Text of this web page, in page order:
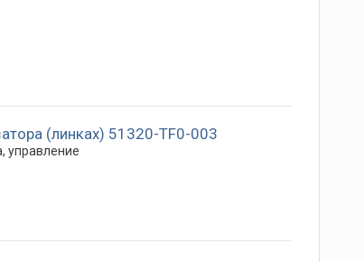
(линках) 51320-TF0-003
управление